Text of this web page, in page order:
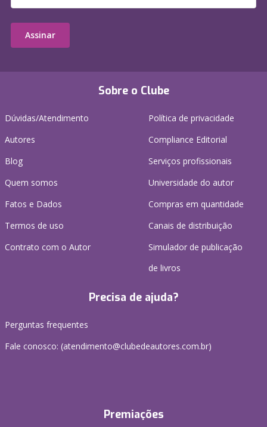
Sobre o Clube
Dúvidas/Atendimento
Autores
Blog
Quem somos
Fatos e Dados
Termos de uso
Contrato com o Autor
Política de privacidade
Compliance Editorial
Serviços profissionais
Universidade do autor
Compras em quantidade
Canais de distribuição
Simulador de publicação
de livros
Precisa de ajuda?
Perguntas frequentes
Fale conosco: (atendimento@clubedeautores.com.br)
Premiações
Assinar